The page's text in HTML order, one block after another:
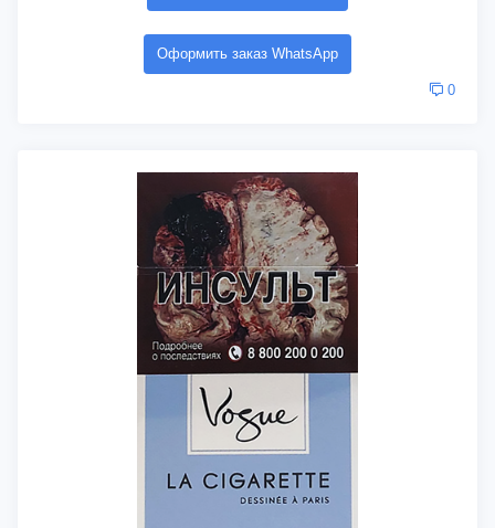
Оформить заказ WhatsApp
0